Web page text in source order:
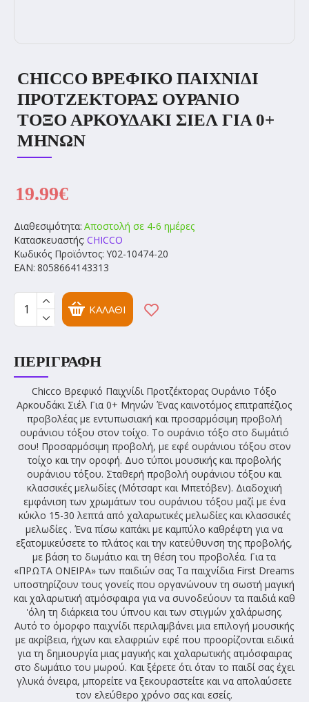
CHICCO ΒΡΕΦΙΚΌ ΠΑΙΧΝΊΔΙ
ΠΡΟΤΖΈΚΤΟΡΑΣ ΟΥΡΆΝΙΟ
ΤΌΞΟ ΑΡΚΟΥΔΆΚΙ ΣΙΈΛ ΓΙΑ 0+
ΜΗΝΏΝ
Διαθεσιμότητα: Αποστολή σε 4-6 ημέρες
Κατασκευαστής: CHICCO
Κωδικός Προϊόντος: Y02-10474-20
EAN: 8058664143313
19.99€
ΚΑΛΆΘΙ
ΠΕΡΙΓΡΑΦΉ
Chicco Βρεφικό Παιχνίδι Προτζέκτορας Ουράνιο Τόξο
Αρκουδάκι Σιέλ Για 0+ Μηνών Ένας καινοτόμος επιτραπέζιος
προβολέας με εντυπωσιακή και προσαρμόσιμη προβολή
ουράνιου τόξου στον τοίχο. Το ουράνιο τόξο στο δωμάτιό
σου! Προσαρμόσιμη προβολή, με εφέ ουράνιου τόξου στον
τοίχο και την οροφή. Δυο τύποι μουσικής και προβολής
ουράνιου τόξου. Σταθερή προβολή ουράνιου τόξου και
κλασσικές μελωδίες (Μότσαρτ και Μπετόβεν). Διαδοχική
εμφάνιση των χρωμάτων του ουράνιου τόξου μαζί με ένα
κύκλο 15-30 λεπτά από χαλαρωτικές μελωδίες και κλασσικές
μελωδίες . Ένα πίσω καπάκι με καμπύλο καθρέφτη για να
εξατομικεύσετε το πλάτος και την κατεύθυνση της προβολής,
με βάση το δωμάτιο και τη θέση του προβολέα. Για τα
«ΠΡΩΤΑ ΟΝΕΙΡΑ» των παιδιών σας Τα παιχνίδια First Dreams
υποστηρίζουν τους γονείς που οργανώνουν τη σωστή μαγική
και χαλαρωτική ατμόσφαιρα για να συνοδεύουν τα παιδιά καθ
'όλη τη διάρκεια του ύπνου και των στιγμών χαλάρωσης.
Αυτό το όμορφο παιχνίδι περιλαμβάνει μια επιλογή μουσικής
με ακρίβεια, ήχων και ελαφριών εφέ που προορίζονται ειδικά
για τη δημιουργία μιας μαγικής και χαλαρωτικής ατμόσφαιρας
στο δωμάτιο του μωρού. Και ξέρετε ότι όταν το παιδί σας έχει
γλυκά όνειρα, μπορείτε να ξεκουραστείτε και να απολαύσετε
τον ελεύθερο χρόνο σας και εσείς.